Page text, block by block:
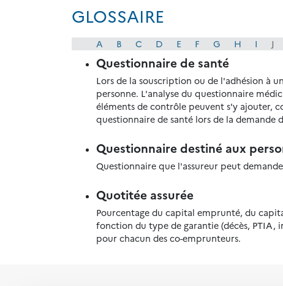
GLOSSAIRE
A B C D E F G H I J
Questionnaire de santé
Lors de la souscription ou de l'adhésion à
personne. L'analyse du questionnaire
éléments de contrôle peuvent s'y ajouter,
questionnaire de santé lors de la
Questionnaire destiné aux
Questionnaire que l'assureur peut
Quotitée assurée
Pourcentage du capital emprunté, du
fonction du type de garantie (décès,
pour chacun des co-emprunteurs.